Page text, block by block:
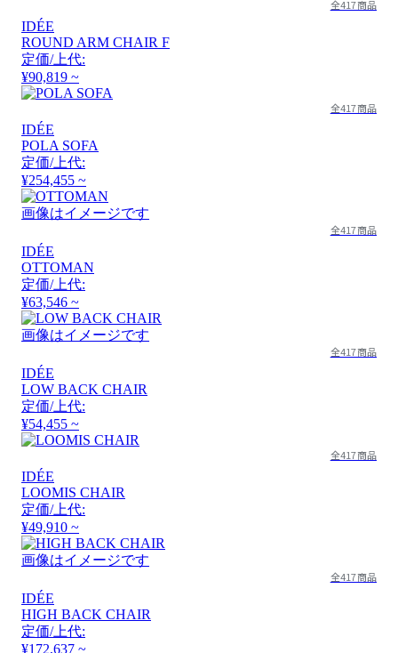
全417商品
IDÉE
ROUND ARM CHAIR F
定価/上代:
¥90,819 ~
全417商品
IDÉE
POLA SOFA
定価/上代:
¥254,455 ~
画像はイメージです
全417商品
IDÉE
OTTOMAN
定価/上代:
¥63,546 ~
画像はイメージです
全417商品
IDÉE
LOW BACK CHAIR
定価/上代:
¥54,455 ~
全417商品
IDÉE
LOOMIS CHAIR
定価/上代:
¥49,910 ~
画像はイメージです
全417商品
IDÉE
HIGH BACK CHAIR
定価/上代:
¥172,637 ~